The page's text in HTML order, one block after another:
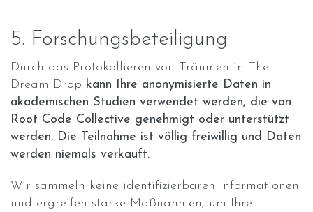
5. Forschungsbeteiligung
Durch das Protokollieren von Träumen in The
Dream Drop kann Ihre anonymisierte Daten in
akademischen Studien verwendet werden, die von
Root Code Collective genehmigt oder unterstützt
werden. Die Teilnahme ist völlig freiwillig und Daten
werden niemals verkauft.
Wir sammeln keine identifizierbaren Informationen
und ergreifen starke Maßnahmen, um Ihre